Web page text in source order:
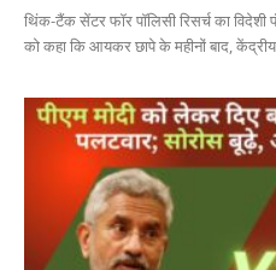
थिंक-टैंक सेंटर फॉर पॉलिसी रिसर्च का
को कहा कि आयकर छापे के महीनों बाद,